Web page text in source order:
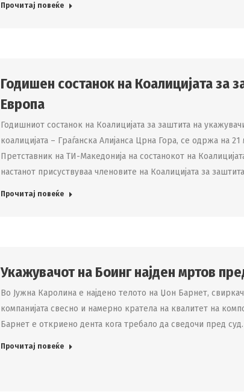
Прочитај повеќе
Годишен состанок на Коалицијата за
Европа
Годишниот состанок на Коалицијата за заштита на
коалицијата – Граѓанска Алијанса Црна Гора, се одржа на
Претставник на ТИ-Македонија на состанокот на
настанот присуствуваа членовите на Коалицијата за
Прочитај повеќе
Укажувачот на Боинг најден мртов
Во Јужна Каролина е најдено телото на Џон Барнет,
компанијата свесно и намерно кратела на квалитет на
Барнет е откриено дента кога требало да сведочи пред
Прочитај повеќе